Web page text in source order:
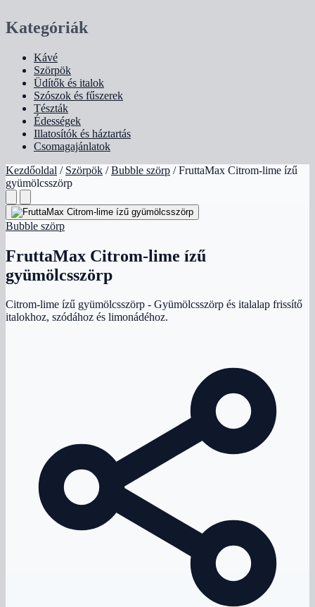
Kategóriák
Kávé
Szörpök
Üdítők és italok
Szószok és fűszerek
Tészták
Édességek
Illatosítók és háztartás
Csomagajánlatok
Kezdőoldal / Szörpök / Bubble szörp / FruttaMax Citrom-lime ízű
gyümölcsszörp
Bubble szörp
FruttaMax Citrom-lime ízű
gyümölcsszörp
Citrom-lime ízű gyümölcsszörp - Gyümölcsszörp és italalap frissítő
italokhoz, szódához és limonádéhoz.